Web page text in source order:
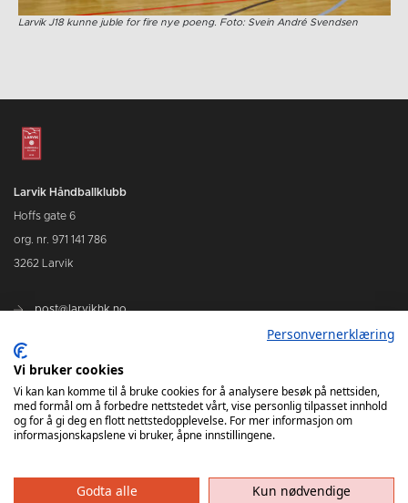
Larvik J18 kunne juble for fire nye poeng. Foto: Svein André Svendsen
Larvik Håndballklubb
Hoffs gate 6
org. nr. 971 141 786
3262 Larvik
post@larvikhk.no
Personvernerklæring
Vi bruker cookies
Vi kan kan komme til å bruke cookies for å analysere besøk på nettsiden,
med formål om å forbedre nettstedet vårt, vise personlig tilpasset innhold
og for å gi deg en flott nettstedopplevelse. For mer informasjon om
informasjonskapslene vi bruker, åpne innstillingene.
Godta alle Kun nødvendige